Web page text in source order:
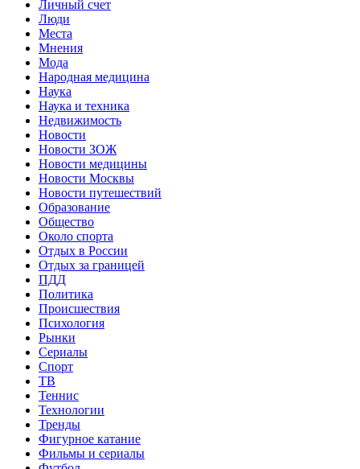
Личный счет
Люди
Места
Мнения
Мода
Народная медицина
Наука
Наука и техника
Недвижимость
Новости
Новости ЗОЖ
Новости медицины
Новости Москвы
Новости путешествий
Образование
Общество
Около спорта
Отдых в России
Отдых за границей
ПДД
Политика
Происшествия
Психология
Рынки
Сериалы
Спорт
ТВ
Теннис
Технологии
Тренды
Фигурное катание
Фильмы и сериалы